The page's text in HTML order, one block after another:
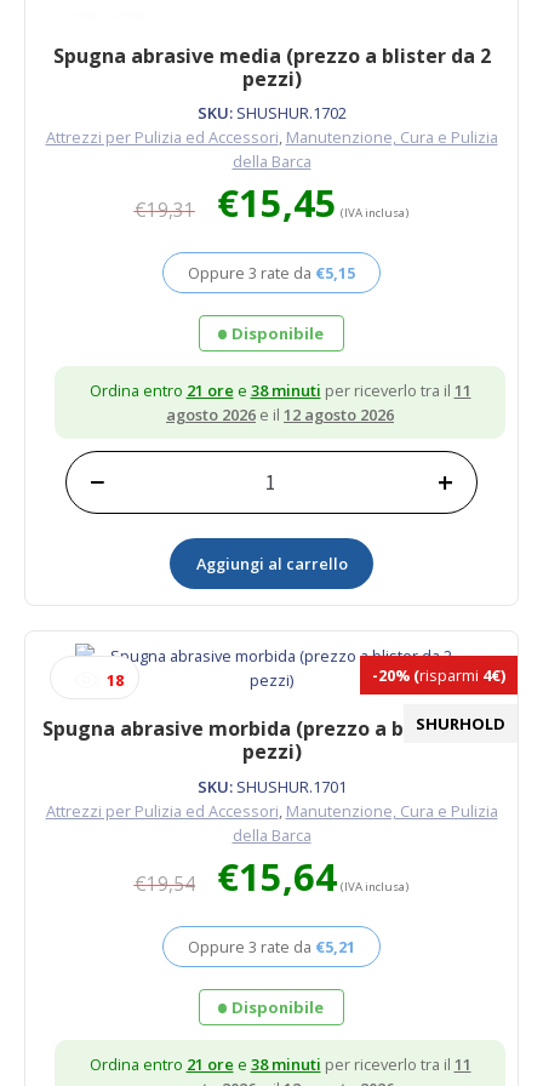
Spugna abrasive media (prezzo a blister da 2
pezzi)
SKU:SHUSHUR.1702
Attrezzi per Pulizia ed Accessori, Manutenzione, Cura e Pulizia
della Barca
€19,31
prezzo
era:
€19,31.
€15,45 prezzo
è:
€15,45.
(IVA inclusa)
Oppure 3 rate da €5,15
Disponibile
Ordina entro 21 ore e 38 minuti per riceverlo tra il 11
agosto 2026 e il 12 agosto 2026
Spugna
abrasive
da
2
pezzi)
− +
Aggiungi al carrello
SHURHOLD
-20% (risparmi 4€)
Spugna abrasive morbida (prezzo a blister da 2
pezzi)
SKU:SHUSHUR.1701
Attrezzi per Pulizia ed Accessori Manutenzione, Cura e Pulizia
della Barca
€19,54
prezzo
era:
€19,54.
€15,64prezzo
è:
€15,64.
(IVA inclusa)
Oppure 3 rate da €5,21
18
Disponibile
Ordina entro 21 ore e 38 minuti per riceverlo tra il 11